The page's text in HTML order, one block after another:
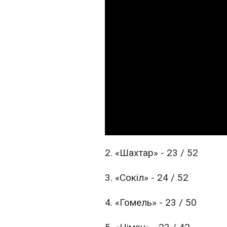
2. «Шахтар» - 23 / 52
3. «Сокіл» - 24 / 52
4. «Гомель» - 23 / 50